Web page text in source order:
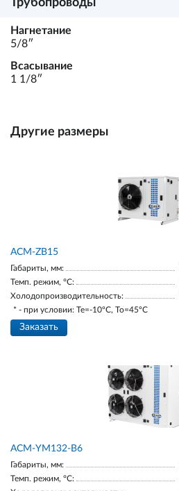
Трубопроводы
Нагнетание
5/8ʺ
Всасывание
1 1/8ʺ
Другие размеры
ACM-ZB15
Габариты, мм:
Темп. режим, °С:
Холодопроизводительность:
* - при условии: Te=-10ºC, To=45ºC
Заказать
АСМ-YM132-В6
Габариты, мм:
Темп. режим, °С: